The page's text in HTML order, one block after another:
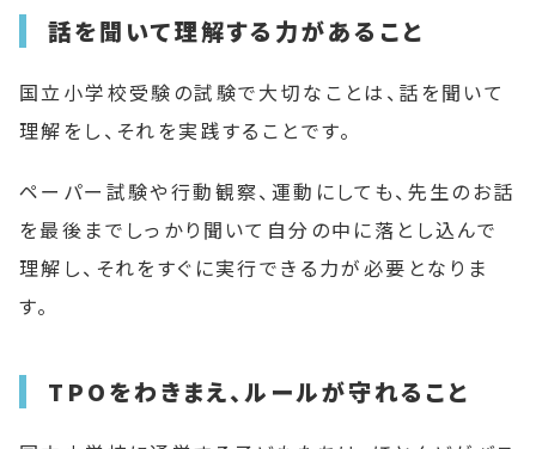
話を聞いて理解する力があること
国立小学校受験の試験で大切なことは、話を聞いて
理解をし、それを実践することです。
ペーパー試験や行動観察、運動にしても、先生のお話
を最後までしっかり聞いて自分の中に落とし込んで
理解し、それをすぐに実行できる力が必要となりま
す。
TPOをわきまえ、ルールが守れること